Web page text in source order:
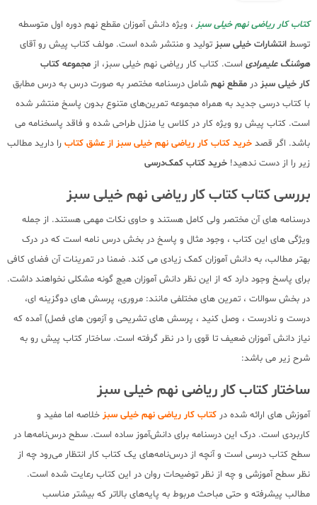
کتاب کار ریاضی نهم خیلی سبز، ویژه دانش آموزان مقطع نهم دوره اول متوسطه
توسط انتشارات خیلی سبز تولید و منتشر شده است. مولف کتاب پیش رو آقای
هوشنگ علیمرادی است. کتاب کار ریاضی نهم خیلی سبز، از مجموعه کتاب
کار خیلی سبز در مقطع نهم شامل درسنامه مختصر به صورت درس به درس مطابق
با کتاب درسی جدید به همراه مجموعه تمرین‌های متنوع بدون پاسخ منتشر شده
است. کتاب پیش رو ویژه کار در کلاس یا منزل طراحی شده و فاقد پاسخنامه می
باشد. اگر قصد خرید کتاب کار ریاضی نهم خیلی سبز از عشق کتاب را دارید مطالب
زیر را از دست ندهید! خرید کتاب کمک‌درسی
بررسی کتاب کتاب کار ریاضی نهم خیلی سبز
درسنامه های آن مختصر ولی کامل هستند و حاوی نکات مهمی هستند. از جمله
ویژگی های این کتاب ، وجود مثال و پاسخ در بخش درس نامه است که در درک
بهتر مطالب، به دانش آموزان کمک زیادی می کند. ضمنا در تمرینات آن فضای کافی
برای پاسخ وجود دارد که از این نظر دانش آموزان هیچ گونه مشکلی نخواهند داشت.
در بخش سوالات ، تمرین های مختلفی مانند: مروری، پرسش های دوگزینه ای،
درست و نادرست ، وصل کنید ، پرسش های تشریحی و آزمون های فصل) آمده که
نیاز دانش آموزان ضعیف تا قوی را در نظر گرفته است. ساختار کتاب پیش رو به
شرح زیر می باشد:
ساختار کتاب کار ریاضی نهم خیلی سبز
آموزش های ارائه شده در کتاب کار ریاضی نهم خیلی سبز خلاصه اما مفید و
کاربردی است. درک این درسنامه برای دانش‌آموز ساده است. سطح درس‌نامه‌ها در
سطح کتاب درسی است و آنچه از درس‌نامه‌های یک کتاب کار انتظار می‌رود چه از
نظر سطح آموزشی و چه از نظر توضیحات روان در این کتاب رعایت شده است.
مطالب پیشرفته و حتی مباحث مربوط به پایه‌های بالاتر که بیشتر مناسب